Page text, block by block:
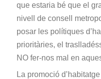
que estaria bé que el
nivell de consell
posar les polítiques
prioritàries, el
NO fer-nos mal en
La promoció